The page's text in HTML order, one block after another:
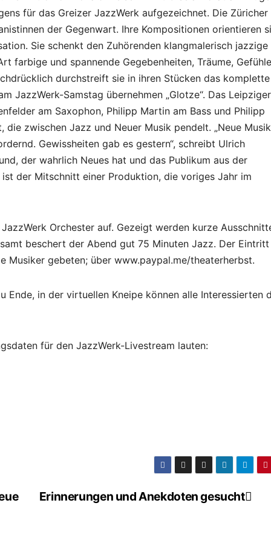
für das Greizer JazzWerk aufgezeichnet. Die Züricher
der Gegenwart. Ihre Kompositionen orientieren
Sie schenkt den Zuhörenden klangmalerisch jazzige
farbige und spannende Gegebenheiten, Träume,
durchstreift sie in ihren Stücken das komplette
JazzWerk-Samstag übernehmen „Glotze“. Das
am Saxophon, Philipp Martin am Bass und Philipp
zwischen Jazz und Neuer Musik pendelt. „Neue
Gewissheiten gab es gestern“, schreibt Ulrich
der wahrlich Neues hat und das Publikum aus der
der Mitschnitt einer Produktion, die voriges Jahr im
Orchester auf. Gezeigt werden kurze
beschert der Abend gut 75 Minuten Jazz. Der
Musiker gebeten; über www.paypal.me/theaterherbst.
Ende, in der virtuellen Kneipe können alle Interessierten
für den JazzWerk-Livestream lauten:
Erinnerungen und Anekdoten gesucht